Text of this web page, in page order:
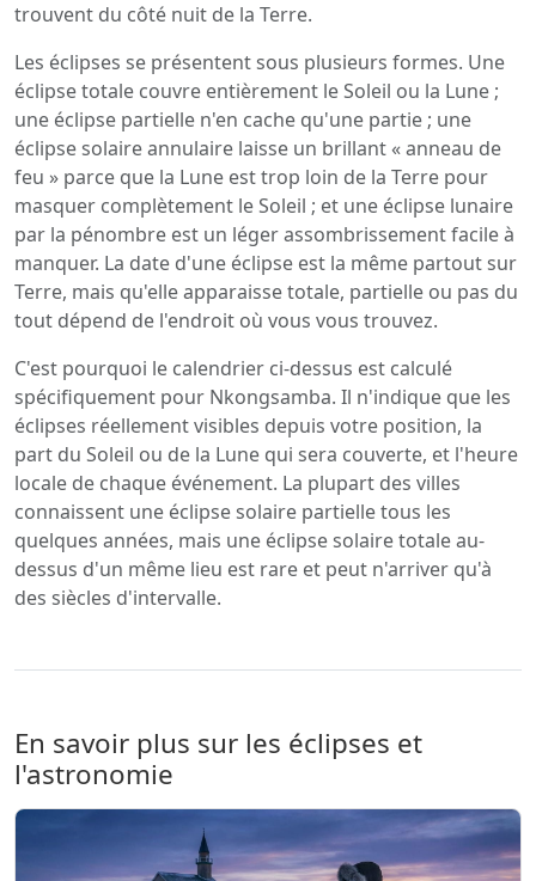
trouvent du côté nuit de la Terre.
Les éclipses se présentent sous plusieurs formes. Une
éclipse totale couvre entièrement le Soleil ou la Lune ;
une éclipse partielle n'en cache qu'une partie ; une
éclipse solaire annulaire laisse un brillant « anneau de
feu » parce que la Lune est trop loin de la Terre pour
masquer complètement le Soleil ; et une éclipse lunaire
par la pénombre est un léger assombrissement facile à
manquer. La date d'une éclipse est la même partout sur
Terre, mais qu'elle apparaisse totale, partielle ou pas du
tout dépend de l'endroit où vous vous trouvez.
C'est pourquoi le calendrier ci-dessus est calculé
spécifiquement pour Nkongsamba. Il n'indique que les
éclipses réellement visibles depuis votre position, la
part du Soleil ou de la Lune qui sera couverte, et l'heure
locale de chaque événement. La plupart des villes
connaissent une éclipse solaire partielle tous les
quelques années, mais une éclipse solaire totale au-
dessus d'un même lieu est rare et peut n'arriver qu'à
des siècles d'intervalle.
En savoir plus sur les éclipses et
l'astronomie